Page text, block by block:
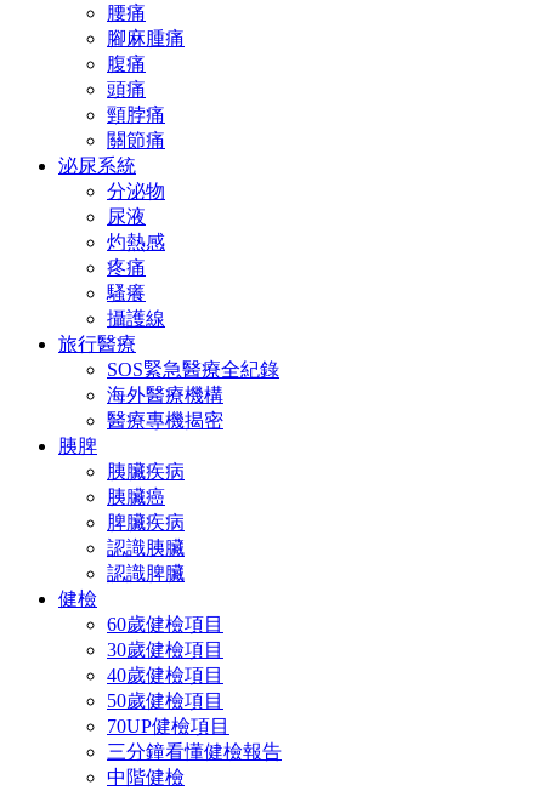
腰痛
腳麻腫痛
腹痛
頭痛
頸脖痛
關節痛
泌尿系統
分泌物
尿液
灼熱感
疼痛
騷癢
攝護線
旅行醫療
SOS緊急醫療全紀錄
海外醫療機構
醫療專機揭密
胰脾
胰臟疾病
胰臟癌
脾臟疾病
認識胰臟
認識脾臟
健檢
60歲健檢項目
30歲健檢項目
40歲健檢項目
50歲健檢項目
70UP健檢項目
三分鐘看懂健檢報告
中階健檢